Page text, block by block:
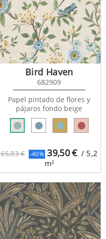
65,83 € -40% 39,50€ / 5,2
m²
Bird Haven
682909
Papel pintado de flores y
pájaros fondo beige